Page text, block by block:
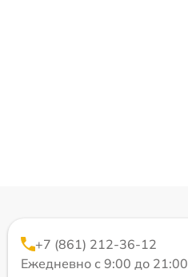
+7 (861) 212-36-12
Ежедневно с 9:00 до 21:00